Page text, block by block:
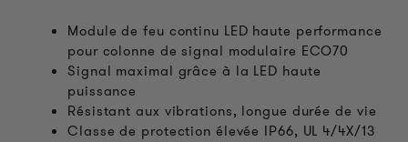
Module de feu continu LED haute performance
pour colonne de signal modulaire ECO70
Signal maximal grâce à la LED haute
puissance
Résistant aux vibrations, longue durée de vie
Classe de protection élevée IP66, UL 4/4X/13